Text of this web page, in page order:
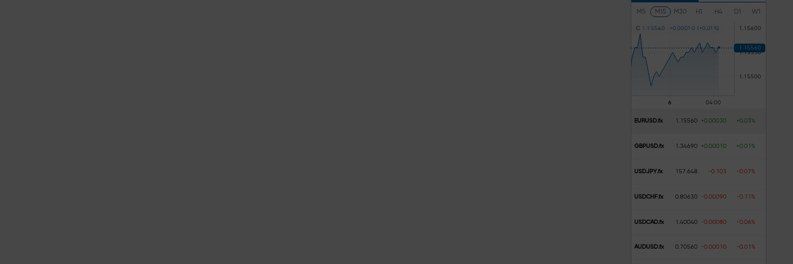
M5 M15 M30 H1 H4 D1 W1
C 1 .1 5 560 +0 .0001 0 ( +0 .01 %
EURUSD.fx 1.15560 +0.00030 +0.03%
GBPUSD.fx 1.34690 +0.00010 +0.01%
USDJPY.fx 157.648 -0.103 -0.07%
USDCHF.fx 0.80630 -0.00090 -0.11%
USDCAD.fx 1.40040 -0.00080 -0.06%
AUDUSD.fx 0.70560 -0.00010 -0.01%